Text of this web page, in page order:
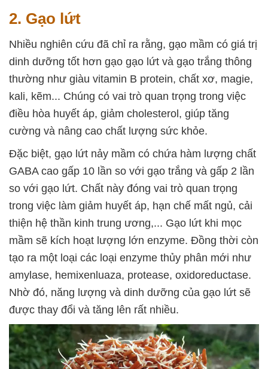
2. Gạo lứt
Nhiều nghiên cứu đã chỉ ra rằng, gạo mầm có giá trị
dinh dưỡng tốt hơn gạo gạo lứt và gạo trắng thông
thường như giàu vitamin B protein, chất xơ, magie,
kali, kẽm... Chúng có vai trò quan trọng trong việc
điều hòa huyết áp, giảm cholesterol, giúp tăng
cường và nâng cao chất lượng sức khỏe.
Đặc biệt, gạo lứt nảy mầm có chứa hàm lượng chất
GABA cao gấp 10 lần so với gạo trắng và gấp 2 lần
so với gạo lứt. Chất này đóng vai trò quan trọng
trong việc làm giảm huyết áp, hạn chế mất ngủ, cải
thiện hệ thần kinh trung ương,... Gạo lứt khi mọc
mầm sẽ kích hoạt lượng lớn enzyme. Đồng thời còn
tạo ra một loại các loại enzyme thủy phân mới như
amylase, hemixenluaza, protease, oxidoreductase.
Nhờ đó, năng lượng và dinh dưỡng của gạo lứt sẽ
được thay đổi và tăng lên rất nhiều.